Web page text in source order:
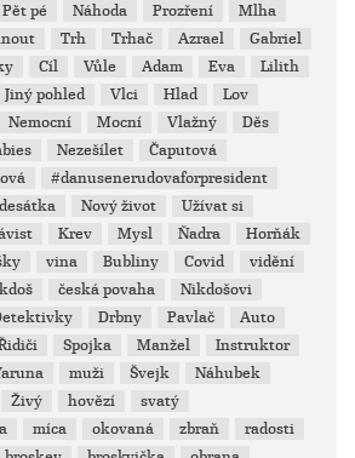
Pět pé Náhoda Prozření
Mlha
Trh Trhač Azrael
Gabriel
Cíl Vůle Adam Eva
Lilith
Jiný pohled Vlci Hlad
Lov
Nemocní Mocní Vlažný
Děs
Nezešílet
Čaputová
#danusenerudovaforpresident
Nový život
Užívat si
Krev Mysl Ňadra
Horňák
vina Bubliny Covid
vidění
česká povaha
Nikdošovi
Drbny Pavlač
Auto
Spojka Manžel
Instruktor
muži Švejk
Náhubek
Živý hovězí
svatý
míca okovaná zbraň
radosti